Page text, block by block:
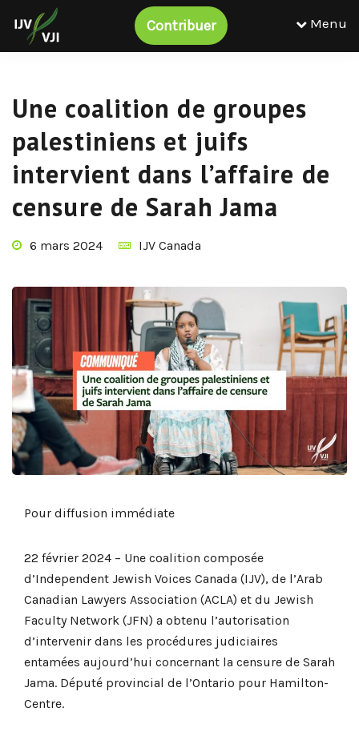
Contribuer Menu
Une coalition de groupes
palestiniens et juifs
intervient dans l’affaire de
censure de Sarah Jama
6 mars 2024 IJV Canada
Pour diffusion immédiate
22 février 2024 – Une coalition composée
d’Independent Jewish Voices Canada (IJV), de l’Arab
Canadian Lawyers Association (ACLA) et du Jewish
Faculty Network (JFN) a obtenu l’autorisation
d’intervenir dans les procédures judiciaires
entamées aujourd’hui concernant la censure de Sarah
Jama. Député provincial de l’Ontario pour Hamilton-
Centre.